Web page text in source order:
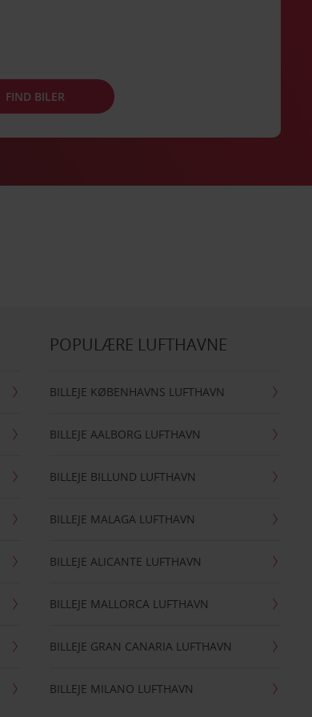
FIND BILER
POPULÆRE LUFTHAVNE
BILLEJE KØBENHAVNS LUFTHAVN
BILLEJE AALBORG LUFTHAVN
BILLEJE BILLUND LUFTHAVN
BILLEJE MALAGA LUFTHAVN
BILLEJE ALICANTE LUFTHAVN
BILLEJE MALLORCA LUFTHAVN
BILLEJE GRAN CANARIA LUFTHAVN
BILLEJE MILANO LUFTHAVN